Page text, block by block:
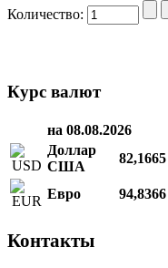
Количество:
Курс валют
на 08.08.2026
Доллар
США
82,1665
Евро 94,8366
Контакты